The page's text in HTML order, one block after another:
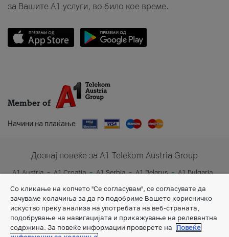
за Вашите A1 услуги, во било кое време.
Member of
Начини на плаќање
Дознај повеќе за A1 Telekom Austria Group
A1 Austria A1 Croatia A1 Serbia A1 Belarus
A1 Bulgaria
Со кликање на копчето "Се согласувам", се согласувате да
зачуваме колачиња за да го подобриме Вашето корисничко
искуство преку анализа на употребата на веб-страната,
подобрување на навигацијата и прикажување на релевантна
содржина. За повеќе информации проверете на
Повеќе